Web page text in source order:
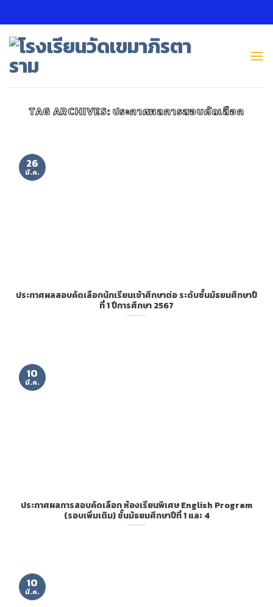
to
content
TAG ARCHIVES: ประกาศผลการสอบคัดเลือก
ประกาศผลสอบคัดเลือกนักเรียนเข้าศึกษาต่อ ระดับชั้นมัธยมศึกษาปี
ที่ 1 ปีการศึกษา 2567
26
มี.ค.
ประกาศผลการสอบคัดเลือก ห้องเรียนพิเศษ English Program
(รอบเพิ่มเติม) ชั้นมัธยมศึกษาปีที่ 1 และ 4
10
มี.ค.
10
มี.ค.